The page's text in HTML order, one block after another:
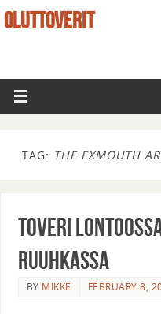
OLUTTOVERIT
TAG: THE EXMOUTH
Toveri
ruuhkassa
BY MIKKE FEBRUARY 8,